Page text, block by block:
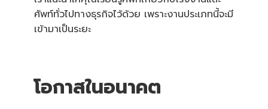
ศัพท์ทั่วไปทางธุรกิจไว้ด้วย เพราะงานประเภทนี้จะมี
เข้ามาเป็นระยะ
โอกาสในอนาคต